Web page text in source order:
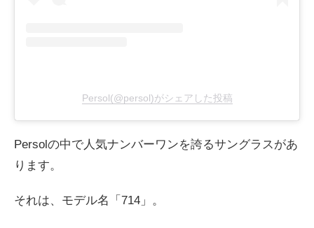
Persol(@persol)がシェアした投稿
Persolの中で人気ナンバーワンを誇るサングラスがあ
ります。
それは、モデル名「714」。